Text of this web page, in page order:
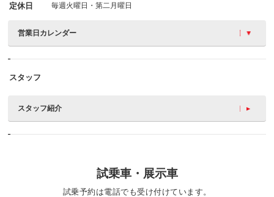
定休日 毎週火曜日・第二月曜日
営業日カレンダー
スタッフ
スタッフ紹介
試乗車・展示車
試乗予約は電話でも受け付けています。